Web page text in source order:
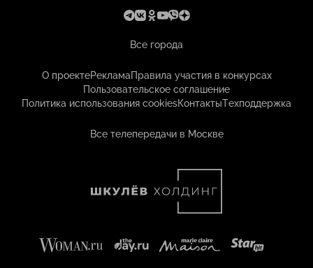
Все города
О проектеРекламаПравила участия в конкурсах
Пользовательское соглашение
Политика использования cookiesКонтактыТехподдержка
Все телепередачи в Москве